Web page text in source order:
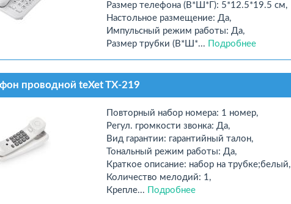
Размер телефона (В*Ш*Г): 5*12.5*19.5 см,
Настольное размещение: Да,
Импульсный режим работы: Да,
Размер трубки (В*Ш*...
Подробнее
проводной teXet TX-219
Повторный набор номера: 1 номер,
Регул. громкости звонка: Да,
Вид гарантии: гарантийный талон,
Тональный режим работы: Да,
Краткое описание: набор на трубке;белый,
Количество мелодий: 1,
Крепле...
Подробнее